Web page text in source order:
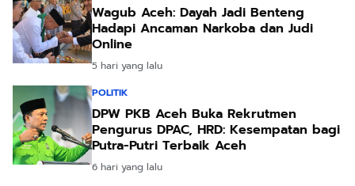
Wagub Aceh: Dayah Jadi Benteng
Hadapi Ancaman Narkoba dan Judi
Online
5 hari yang lalu
POLITIK
DPW PKB Aceh Buka Rekrutmen
Pengurus DPAC, HRD: Kesempatan bagi
Putra-Putri Terbaik Aceh
6 hari yang lalu